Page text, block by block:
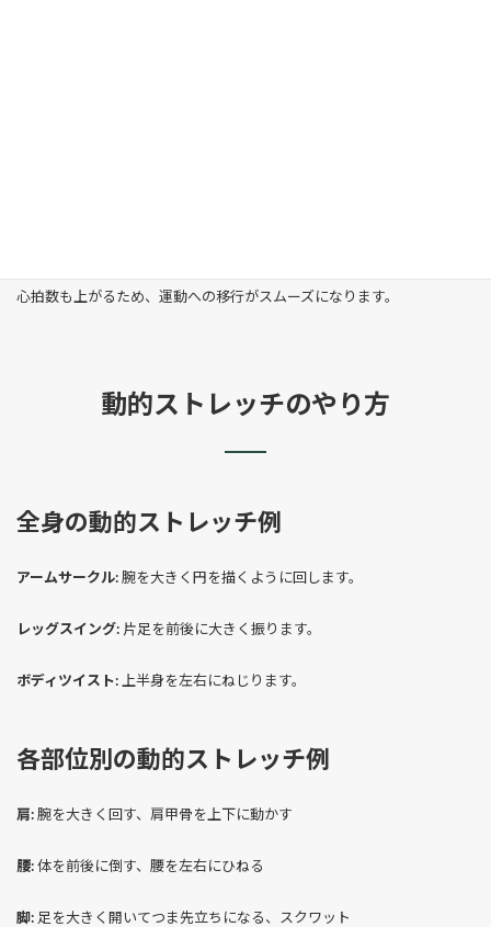
心拍数も上がるため、運動への移行がスムーズになります。
動的ストレッチのやり方
全身の動的ストレッチ例
アームサークル:腕を大きく円を描くように回します。
レッグスイング: 片足を前後に大きく振ります。
ボディツイスト: 上半身を左右にねじります。
各部位別の動的ストレッチ例
肩:腕を大きく回す、肩甲骨を上下に動かす
腰:体を前後に倒す、腰を左右にひねる
脚: 足を大きく開いてつま先立ちになる、スクワット